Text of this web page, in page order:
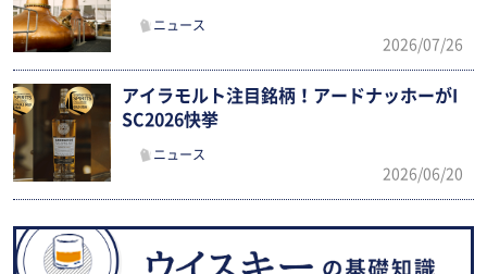
ニュース
2026/07/26
アイラモルト注目銘柄！アードナッホーがI
SC2026快挙
ニュース
2026/06/20